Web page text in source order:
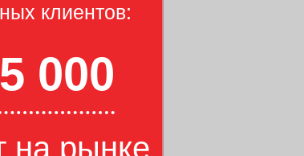
клиентов:
000
на рынке